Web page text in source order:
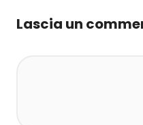
Lascia un